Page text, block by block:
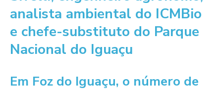
analista ambiental do ICMBio
e chefe-substituto do Parque
Nacional do Iguaçu
Em Foz do Iguaçu, o número de